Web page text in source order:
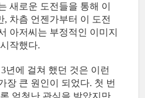
새로운 도전들을 통해 이
차츰 언젠가부터 이 도전
아저씨는 부정적인 이미지
작했다.
년에 걸쳐 했던 것은 이런
장 큰 원인이 되었다. 첫 번
엄청난 관심을 받았지만